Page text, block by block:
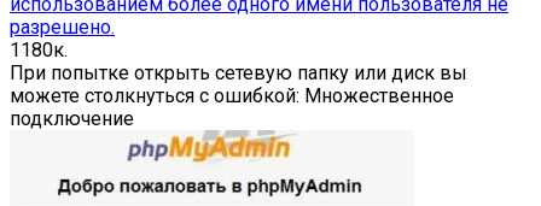
разрешено.
1180к.
При попытке открыть сетевую папку или диск вы
можете столкнуться с ошибкой: Множественное
подключение